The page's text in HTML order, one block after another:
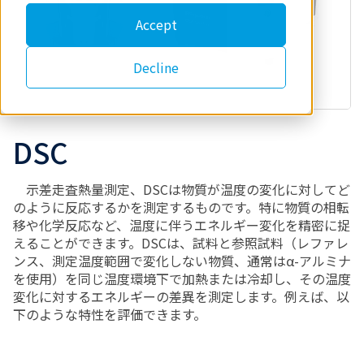
Accept
Decline
DSC
示差走査熱量測定、 DSCは物質が温度の変化に対してど
のように反応するかを測定するものです。特に物質の相転
移や化学反応など、温度に伴うエネルギー変化を精密に捉
えることができます。 DSCは、試料と参照試料（レファレ
ンス、測定温度範囲で変化しない物質、通常はα-アルミナ
を使用）を同じ温度環境下で加熱または冷却し、その温度
変化に対するエネルギーの差異を測定します。例えば、以
下のような特性を評価できます。